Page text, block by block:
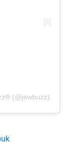
(@jewbuzz)